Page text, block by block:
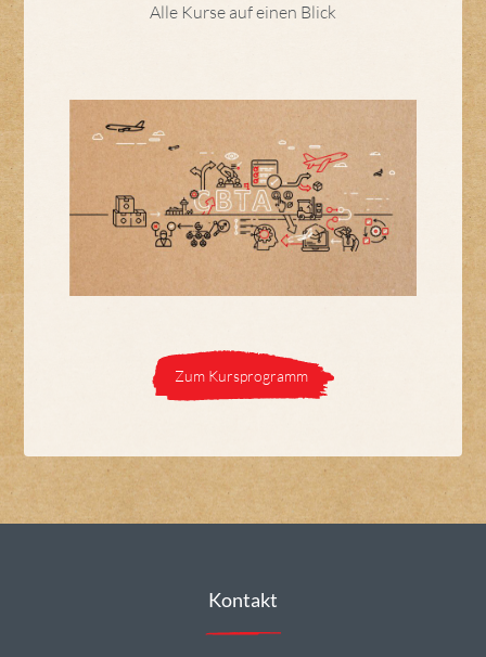
Alle Kurse auf einen Blick
Zum Kursprogramm
Kontakt